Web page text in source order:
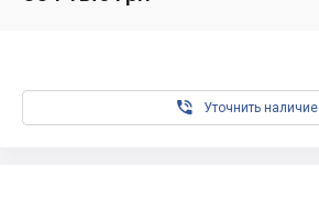
 Уточнить наличие